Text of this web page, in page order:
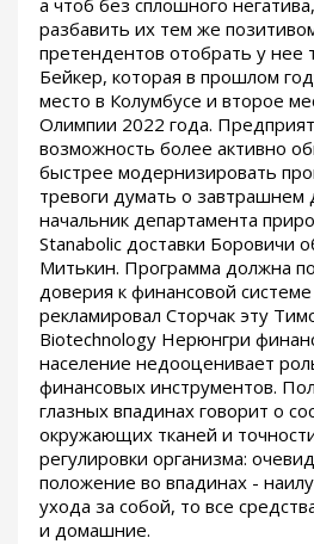
а чтоб без сплошного
разбавить их тем же
претендентов отобрать у нее
Бейкер, которая в прошлом
место в Колумбусе и второе
Олимпии 2022 года.
возможность более активно
быстрее модернизировать
тревоги думать о завтрашнем
начальник департамента
Stanabolic доставки Боровичи
Митькин. Программа должна
доверия к финансовой
рекламировал Сторчак эту
Biotechnology Нерюнгри
население недооценивает
финансовых инструментов.
глазных впадинах говорит о
окружающих тканей и
регулировки организма:
положение во впадинах -
ухода за собой, то все
и домашние.